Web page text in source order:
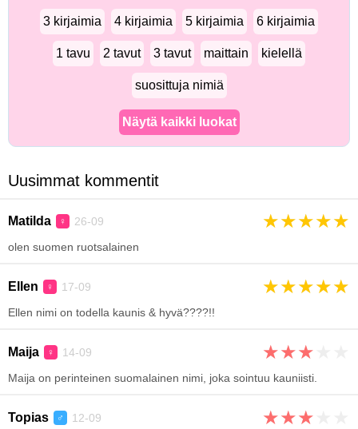
3 kirjaimia 4 kirjaimia 5 kirjaimia 6 kirjaimia
1 tavu 2 tavut 3 tavut maittain kielellä
suosittuja nimiä
Näytä kaikki luokat
Uusimmat kommentit
Matilda ♀ 26-09 ★★★★★
olen suomen ruotsalainen
Ellen ♀ 17-09 ★★★★★
Ellen nimi on todella kaunis & hyvä????!!
Maija ♀ 14-09 ★★★
Maija on perinteinen suomalainen nimi, joka sointuu kauniisti.
Topias ♂ 12-09 ★★★